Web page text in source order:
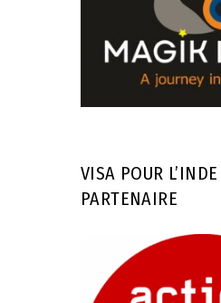
VISA POUR
PARTENAIRE